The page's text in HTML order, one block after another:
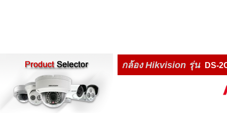
กล้อง Hikvision รุ่น DS-